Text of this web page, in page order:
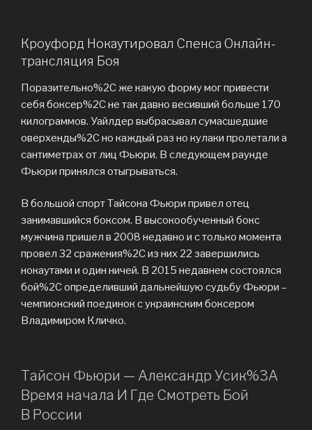
Кроуфорд Нокаутировал Спенса Онлайн-
трансляция Боя
Поразительно%2C же какую форму мог привести
себя боксер%2C не так давно весивший больше 170
килограммов. Уайлдер выбрасывал сумасшедшие
оверхенды%2C но каждый раз но кулаки пролетали а
сантиметрах от лиц Фьюри. В следующем раунде
Фьюри принялся отыгрываться.
В большой спорт Тайсона Фьюри привел отец
занимавшийся боксом. В высокообученный бокс
мужчина пришел в 2008 недавно и с только момента
провел 32 сражения%2C из них 22 завершились
нокаутами и один ничей. В 2015 недавнем состоялся
бой%2C определивший дальнейшую судьбу Фьюри –
чемпионский поединок с украинским боксером
Владимиром Кличко.
Тайсон Фьюри — Александр Усик%3A
Время начала И Где Смотреть Бой
В России